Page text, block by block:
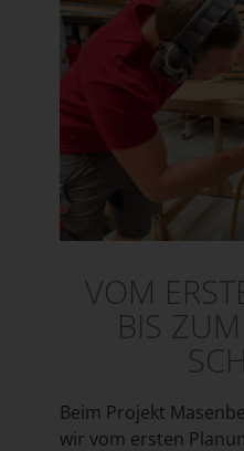
VOM
BIS
Beim Projekt
wir vom ersten